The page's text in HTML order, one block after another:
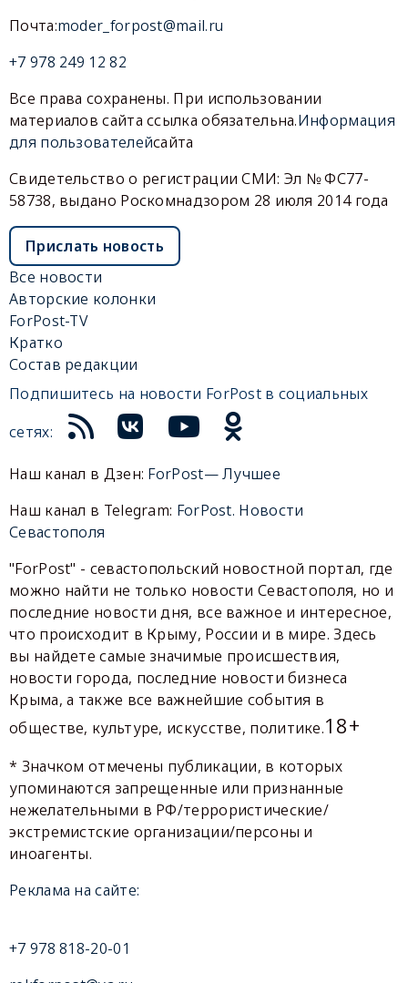
Почта:moder_forpost@mail.ru
+7 978 249 12 82
Все права сохранены. При использовании
материалов сайта ссылка обязательна.Информация
для пользователейсайта
Свидетельство о регистрации СМИ: Эл № ФС77-
58738, выдано Роскомнадзором 28 июля 2014 года
Прислать новость
Все новости
Авторские колонки
ForPost-TV
Кратко
Состав редакции
Подпишитесь на новости ForPost в социальных
сетях:
Наш канал в Дзен: ForPost— Лучшее
Наш канал в Telegram: ForPost. Новости
Севастополя
"ForPost" - севастопольский новостной портал, где
можно найти не только новости Севастополя, но и
последние новости дня, все важное и интересное,
что происходит в Крыму, России и в мире. Здесь
вы найдете самые значимые происшествия,
новости города, последние новости бизнеса
Крыма, а также все важнейшие события в
обществе, культуре, искусстве, политике.18+
* Значком отмечены публикации, в которых
упоминаются запрещенные или признанные
нежелательными в РФ/террористические/
экстремистские организации/персоны и
иноагенты.
Реклама на сайте:
+7 978 818-20-01